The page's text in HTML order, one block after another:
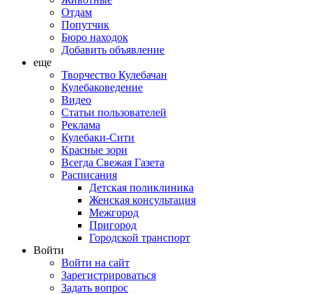
Отдам
Попутчик
Бюро находок
Добавить объявление
еще
Творчество Кулебачан
Кулебаковедение
Видео
Статьи пользователей
Реклама
Кулебаки-Сити
Красные зори
Всегда Свежая Газета
Расписания
Детская поликлиника
Женская консультация
Межгород
Пригород
Городской транспорт
Войти
Войти на сайт
Зарегистрироваться
Задать вопрос